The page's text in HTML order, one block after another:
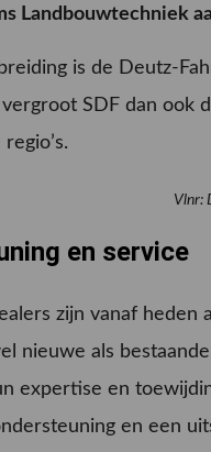
Landbouwtechniek
is de Deutz-
SDF dan ook
Vlnr:
en service
zijn vanaf heden
nieuwe als
expertise en
en een